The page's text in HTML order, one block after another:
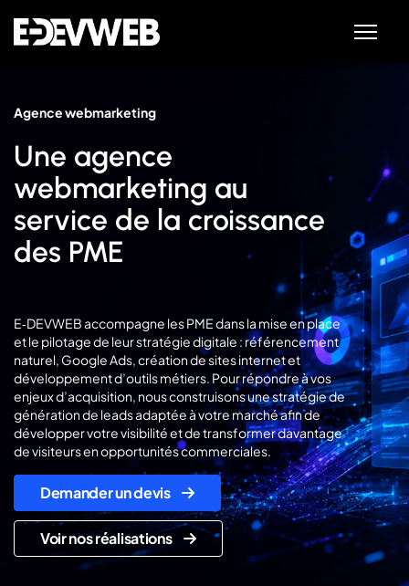
Agence webmarketing
Une agence
webmarketing au
service de la croissance
des PME
E‑DEVWEB accompagne les PME dans la mise en place
et le pilotage de leur stratégie digitale : référencement
naturel, Google Ads, création de sites internet et
développement d’outils métiers. Pour répondre à vos
enjeux d’acquisition, nous construisons une stratégie de
génération de leads adaptée à votre marché afin de
développer votre visibilité et de transformer davantage
de visiteurs en opportunités commerciales.
Demander un devis
Voir nos réalisations